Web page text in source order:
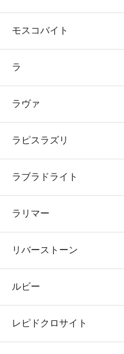
モスコバイト
ラ
ラヴァ
ラピスラズリ
ラブラドライト
ラリマー
リバーストーン
ルビー
レピドクロサイト